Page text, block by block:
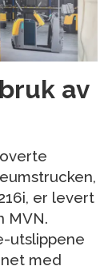
av
er levert
MVN.
utslippene
med